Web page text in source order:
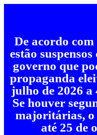
De acordo
estão
governo que
propaganda
julho de 2026 a
Se houver
majoritárias, o
até 25 de